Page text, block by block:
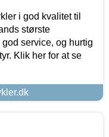
i god kvalitet til
største
service, og hurtig
Klik her for at se